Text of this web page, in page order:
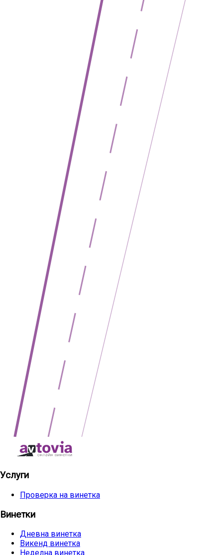
Услуги
Проверка на винетка
Винетки
Дневна винетка
Викенд винетка
Неделна винетка